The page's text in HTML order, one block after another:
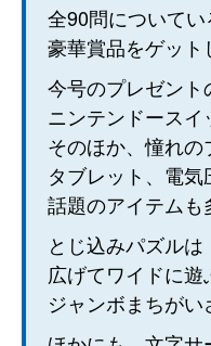
全90問についてい
豪華賞品をゲット
今号のプレゼント
ニンテンドースイ
そのほか、憧れの
タブレット、電
話題のアイテム
とじ込みパズルは
広げてワイドに遊
ジャンボまちが